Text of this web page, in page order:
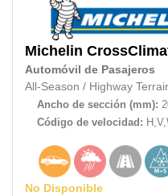
Michelin
Automóvil de Pasajeros
All-Season / Highway
Ancho de sección (mm):
Código de velocidad:
No Disponible